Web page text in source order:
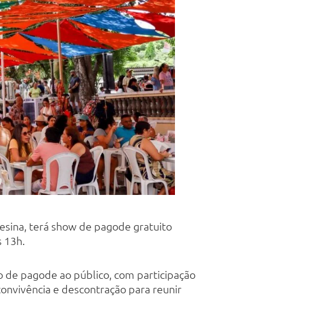
terá show de pagode gratuito
13h.
pagode ao público, com participação
e descontração para reunir